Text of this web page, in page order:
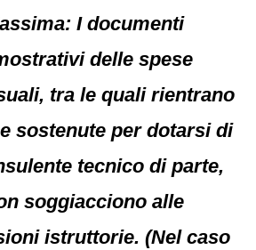
I documenti
delle spese
tra le quali rientrano
sostenute per dotarsi di
tecnico di parte,
soggiacciono alle
istruttorie. (Nel caso